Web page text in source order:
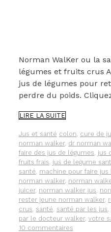
Norman WalKer ou la
légumes et fruits crus
jus de légumes pour
perdre du poids.
LIRE LA SUITENORMAN
OU
LA
SANTÉ
PAR
LES
JUS
DE
LÉGUMES
ET
FRUITS
CRUS
Catégories
Jus et santé Étiquettes
colon cure de
norman walker, dr norman
faire des jus de légumes jus
fruits frais jus de legume
santé machine pour faire jus
norman walker, norman
juicer, norman walker jus
rester jeune norman walker,
crus santé santé par les jus
par le docteur walker, votre
10 commentaires